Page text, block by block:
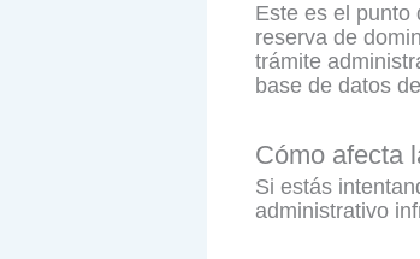
Este es el punto
reserva de
trámite
base de datos
Cómo afecta
Si estás
administrativo